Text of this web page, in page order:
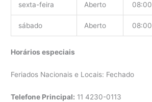
sexta-feira Aberto 08:00
sábado Aberto 08:00
Horários especiais
Feriados Nacionais e Locais: Fechado
Telefone Principal: 114230-0113